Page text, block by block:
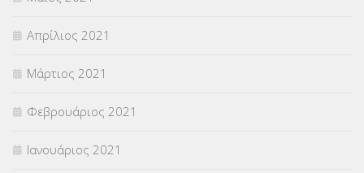
Απρίλιος 2021
Μάρτιος 2021
Φεβρουάριος 2021
Ιανουάριος 2021